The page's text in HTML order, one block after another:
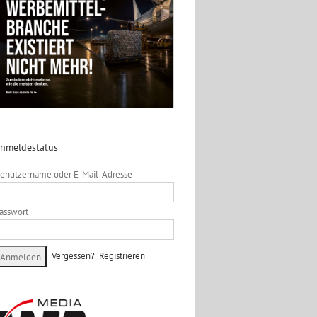
oder E-Mail-Adresse
Vergessen? Registrieren